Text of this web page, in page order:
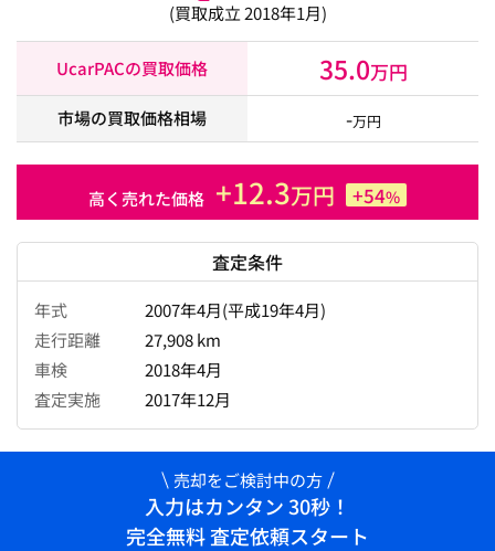
(買取成立 2018年1月)
UcarPACの買取価格 35.0万円
市場の買取価格相場 -万円
高く売れた価格 +12.3万円 +54%
査定条件
年式
2007年4月(平成19年4月)
走行距離
27,908 km
車検
2018年4月
査定実施
2017年12月
売却をご検討中の方
入力はカンタン 30秒！
完全無料 査定依頼スタート